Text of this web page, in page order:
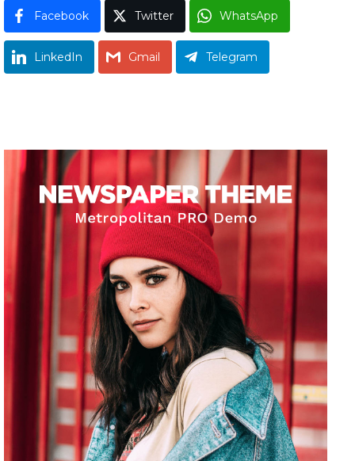
Facebook Twitter WhatsApp
LinkedIn Gmail Telegram